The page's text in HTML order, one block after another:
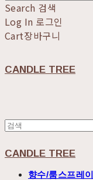
Search 검색
Log In 로그인
Cart장바구니
CANDLE TREE
CANDLE TREE
향수/룸스프레이